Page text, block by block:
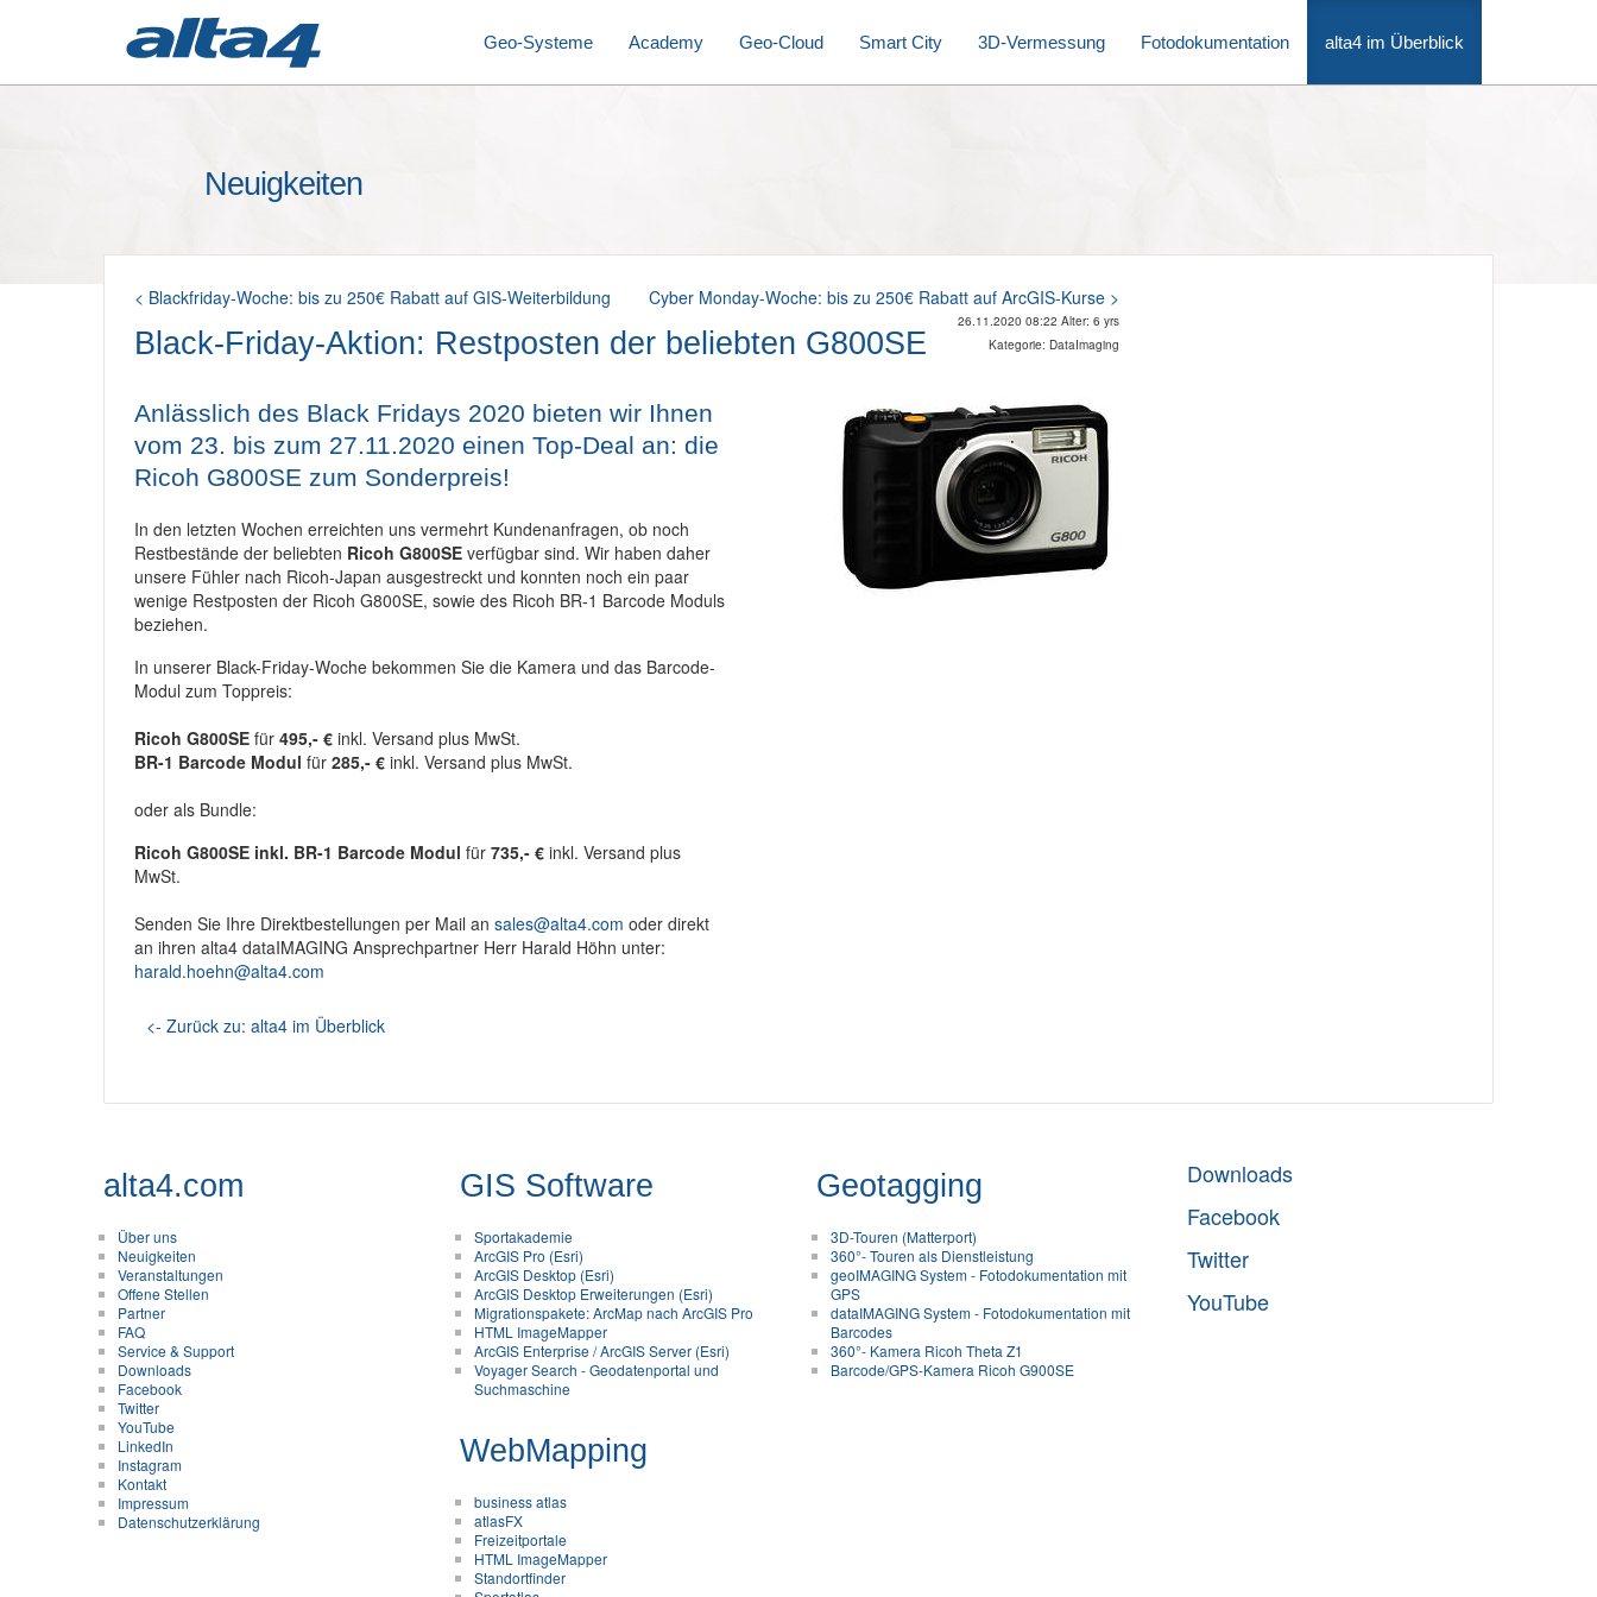
Geo-Systeme Academy Geo-Cloud Smart City 3D-Vermessung Fotodokumentation alta4 im Überblick
Neuigkeiten
Cyber Monday-Woche: bis zu 250€ Rabatt auf ArcGIS-Kurse >
< Blackfriday-Woche: bis zu 250€ Rabatt auf GIS-Weiterbildung
26.11.2020 08:22 Alter: 6 yrs
Kategorie: DataImaging
Black-Friday-Aktion: Restposten der beliebten G800SE
Anlässlich des Black Fridays 2020 bieten wir Ihnen
vom 23. bis zum 27.11.2020 einen Top-Deal an: die
Ricoh G800SE zum Sonderpreis!
In den letzten Wochen erreichten uns vermehrt Kundenanfragen, ob noch
Restbestände der beliebten Ricoh G800SE verfügbar sind. Wir haben daher
unsere Fühler nach Ricoh-Japan ausgestreckt und konnten noch ein paar
wenige Restposten der Ricoh G800SE, sowie des Ricoh BR-1 Barcode Moduls
beziehen.
In unserer Black-Friday-Woche bekommen Sie die Kamera und das Barcode-
Modul zum Toppreis:
Ricoh G800SE für 495,- € inkl. Versand plus MwSt.
BR-1 Barcode Modul für 285,- € inkl. Versand plus MwSt.
oder als Bundle:
Ricoh G800SE inkl. BR-1 Barcode Modul für 735,- € inkl. Versand plus
MwSt.
Senden Sie Ihre Direktbestellungen per Mail an sales@alta4.com oder direkt
an ihren alta4 dataIMAGING Ansprechpartner Herr Harald Höhn unter:
harald.hoehn@alta4.com
<- Zurück zu: alta4 im Überblick
alta4.com
Über uns
Neuigkeiten
Veranstaltungen
Offene Stellen
Partner
FAQ
Service & Support
Downloads
Facebook
Twitter
YouTube
LinkedIn
Instagram
Kontakt
Impressum
Datenschutzerklärung
GIS Software
Sportakademie
ArcGIS Pro (Esri)
ArcGIS Desktop (Esri)
ArcGIS Desktop Erweiterungen (Esri)
Migrationspakete: ArcMap nach ArcGIS Pro
HTML ImageMapper
ArcGIS Enterprise / ArcGIS Server (Esri)
Voyager Search - Geodatenportal und
Suchmaschine
WebMapping
business atlas
atlasFX
Freizeitportale
HTML ImageMapper
Standortfinder
Geotagging
3D-Touren (Matterport)
360°- Touren als Dienstleistung
geoIMAGING System - Fotodokumentation mit
GPS
dataIMAGING System - Fotodokumentation mit
Barcodes
360°- Kamera Ricoh Theta Z1
Barcode/GPS-Kamera Ricoh G900SE
Downloads
Facebook
Twitter
YouTube